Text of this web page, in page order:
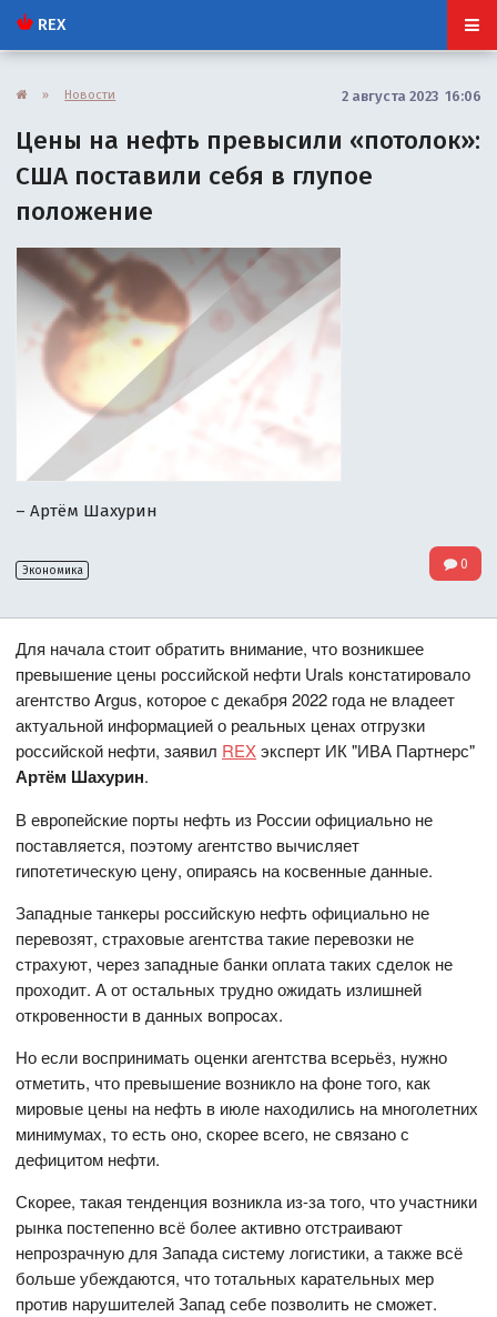
REX
» Новости 2 августа 2023 16:06
Цены на нефть превысили «потолок»:
США поставили себя в глупое
положение
– Артём Шахурин
Экономика 0
Для начала стоит обратить внимание, что возникшее
превышение цены российской нефти Urals констатировало
агентство Argus, которое с декабря 2022 года не владеет
актуальной информацией о реальных ценах отгрузки
российской нефти, заявил REXэксперт ИК "ИВА Партнерс"
Артём Шахурин.
В европейские порты нефть из России официально не
поставляется, поэтому агентство вычисляет
гипотетическую цену, опираясь на косвенные данные.
Западные танкеры российскую нефть официально не
перевозят, страховые агентства такие перевозки не
страхуют, через западные банки оплата таких сделок не
проходит. А от остальных трудно ожидать излишней
откровенности в данных вопросах.
Но если воспринимать оценки агентства всерьёз, нужно
отметить, что превышение возникло на фоне того, как
мировые цены на нефть в июле находились на многолетних
минимумах, то есть оно, скорее всего, не связано с
дефицитом нефти.
Скорее, такая тенденция возникла из-за того, что участники
рынка постепенно всё более активно отстраивают
непрозрачную для Запада систему логистики, а также всё
больше убеждаются, что тотальных карательных мер
против нарушителей Запад себе позволить не сможет.